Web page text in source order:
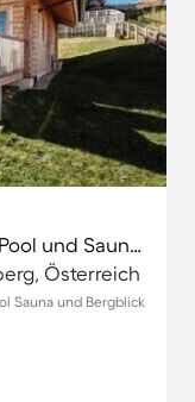
Chalet mit Whirlpool, privatem Pool und Sauna | Bergblick
Österreich
Sauna und Bergblick